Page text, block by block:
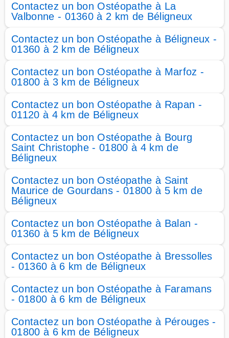
Contactez un bon Ostéopathe à La
Valbonne - 01360 à 2 km de Béligneux
Contactez un bon Ostéopathe à Béligneux -
01360 à 2 km de Béligneux
Contactez un bon Ostéopathe à Marfoz -
01800 à 3 km de Béligneux
Contactez un bon Ostéopathe à Rapan -
01120 à 4 km de Béligneux
Contactez un bon Ostéopathe à Bourg
Saint Christophe - 01800 à 4 km de
Béligneux
Contactez un bon Ostéopathe à Saint
Maurice de Gourdans - 01800 à 5 km de
Béligneux
Contactez un bon Ostéopathe à Balan -
01360 à 5 km de Béligneux
Contactez un bon Ostéopathe à Bressolles
- 01360 à 6 km de Béligneux
Contactez un bon Ostéopathe à Faramans
- 01800 à 6 km de Béligneux
Contactez un bon Ostéopathe à Pérouges -
01800 à 6 km de Béligneux